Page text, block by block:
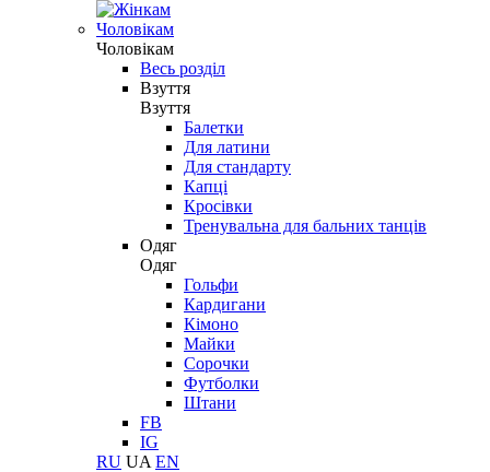
Чоловікам
Чоловікам
Весь розділ
Взуття
Взуття
Балетки
Для латини
Для стандарту
Капці
Кросівки
Тренувальна для бальних танців
Одяг
Одяг
Гольфи
Кардигани
Кімоно
Майки
Сорочки
Футболки
Штани
FB
IG
RU UA EN